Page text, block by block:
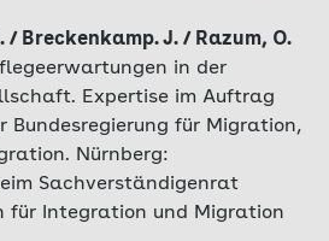
/ Breckenkamp. J. / Razum, O.
in der
Expertise im Auftrag
Bundesregierung für Migration,
Nürnberg:
Sachverständigenrat
für Integration und Migration